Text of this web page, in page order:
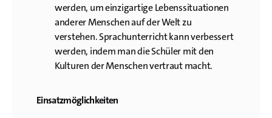
werden, um einzigartige Lebenssituationen
anderer Menschen auf der Welt zu
verstehen. Sprachunterricht kann verbessert
werden, indem man die Schüler mit den
Kulturen der Menschen vertraut macht.
Einsatzmöglichkeiten